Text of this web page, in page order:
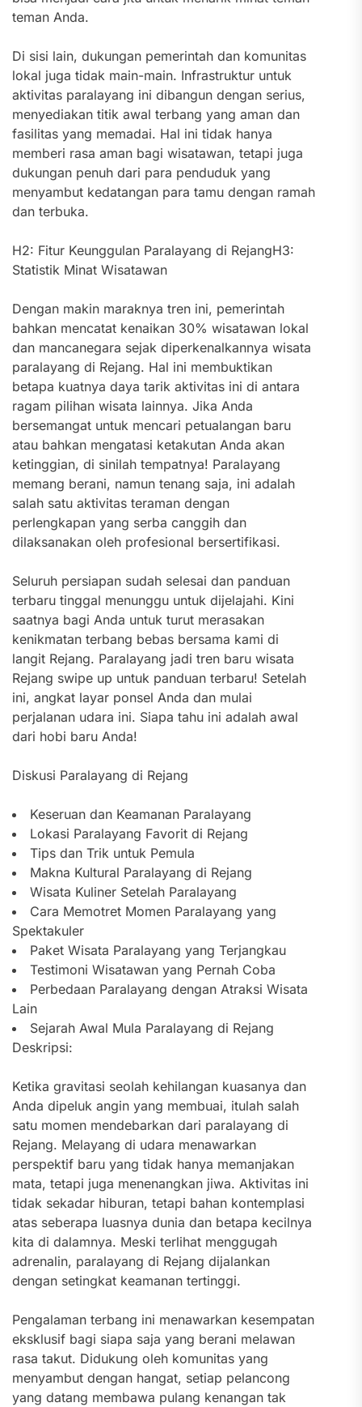
teman Anda.
Di sisi lain, dukungan pemerintah dan komunitas
lokal juga tidak main-main. Infrastruktur untuk
aktivitas paralayang ini dibangun dengan serius,
menyediakan titik awal terbang yang aman dan
fasilitas yang memadai. Hal ini tidak hanya
memberi rasa aman bagi wisatawan, tetapi juga
dukungan penuh dari para penduduk yang
menyambut kedatangan para tamu dengan ramah
dan terbuka.
H2: Fitur Keunggulan Paralayang di RejangH3:
Statistik Minat Wisatawan
Dengan makin maraknya tren ini, pemerintah
bahkan mencatat kenaikan 30% wisatawan lokal
dan mancanegara sejak diperkenalkannya wisata
paralayang di Rejang. Hal ini membuktikan
betapa kuatnya daya tarik aktivitas ini di antara
ragam pilihan wisata lainnya. Jika Anda
bersemangat untuk mencari petualangan baru
atau bahkan mengatasi ketakutan Anda akan
ketinggian, di sinilah tempatnya! Paralayang
memang berani, namun tenang saja, ini adalah
salah satu aktivitas teraman dengan
perlengkapan yang serba canggih dan
dilaksanakan oleh profesional bersertifikasi.
Seluruh persiapan sudah selesai dan panduan
terbaru tinggal menunggu untuk dijelajahi. Kini
saatnya bagi Anda untuk turut merasakan
kenikmatan terbang bebas bersama kami di
langit Rejang. Paralayang jadi tren baru wisata
Rejang swipe up untuk panduan terbaru! Setelah
ini, angkat layar ponsel Anda dan mulai
perjalanan udara ini. Siapa tahu ini adalah awal
dari hobi baru Anda!
Diskusi Paralayang di Rejang
Keseruan dan Keamanan Paralayang
Lokasi Paralayang Favorit di Rejang
Tips dan Trik untuk Pemula
Makna Kultural Paralayang di Rejang
Wisata Kuliner Setelah Paralayang
Cara Memotret Momen Paralayang yang
Spektakuler
Paket Wisata Paralayang yang Terjangkau
Testimoni Wisatawan yang Pernah Coba
Perbedaan Paralayang dengan Atraksi Wisata
Lain
Sejarah Awal Mula Paralayang di Rejang
Deskripsi:
Ketika gravitasi seolah kehilangan kuasanya dan
Anda dipeluk angin yang membuai, itulah salah
satu momen mendebarkan dari paralayang di
Rejang. Melayang di udara menawarkan
perspektif baru yang tidak hanya memanjakan
mata, tetapi juga menenangkan jiwa. Aktivitas ini
tidak sekadar hiburan, tetapi bahan kontemplasi
atas seberapa luasnya dunia dan betapa kecilnya
kita di dalamnya. Meski terlihat menggugah
adrenalin, paralayang di Rejang dijalankan
dengan setingkat keamanan tertinggi.
Pengalaman terbang ini menawarkan kesempatan
eksklusif bagi siapa saja yang berani melawan
rasa takut. Didukung oleh komunitas yang
menyambut dengan hangat, setiap pelancong
yang datang membawa pulang kenangan tak